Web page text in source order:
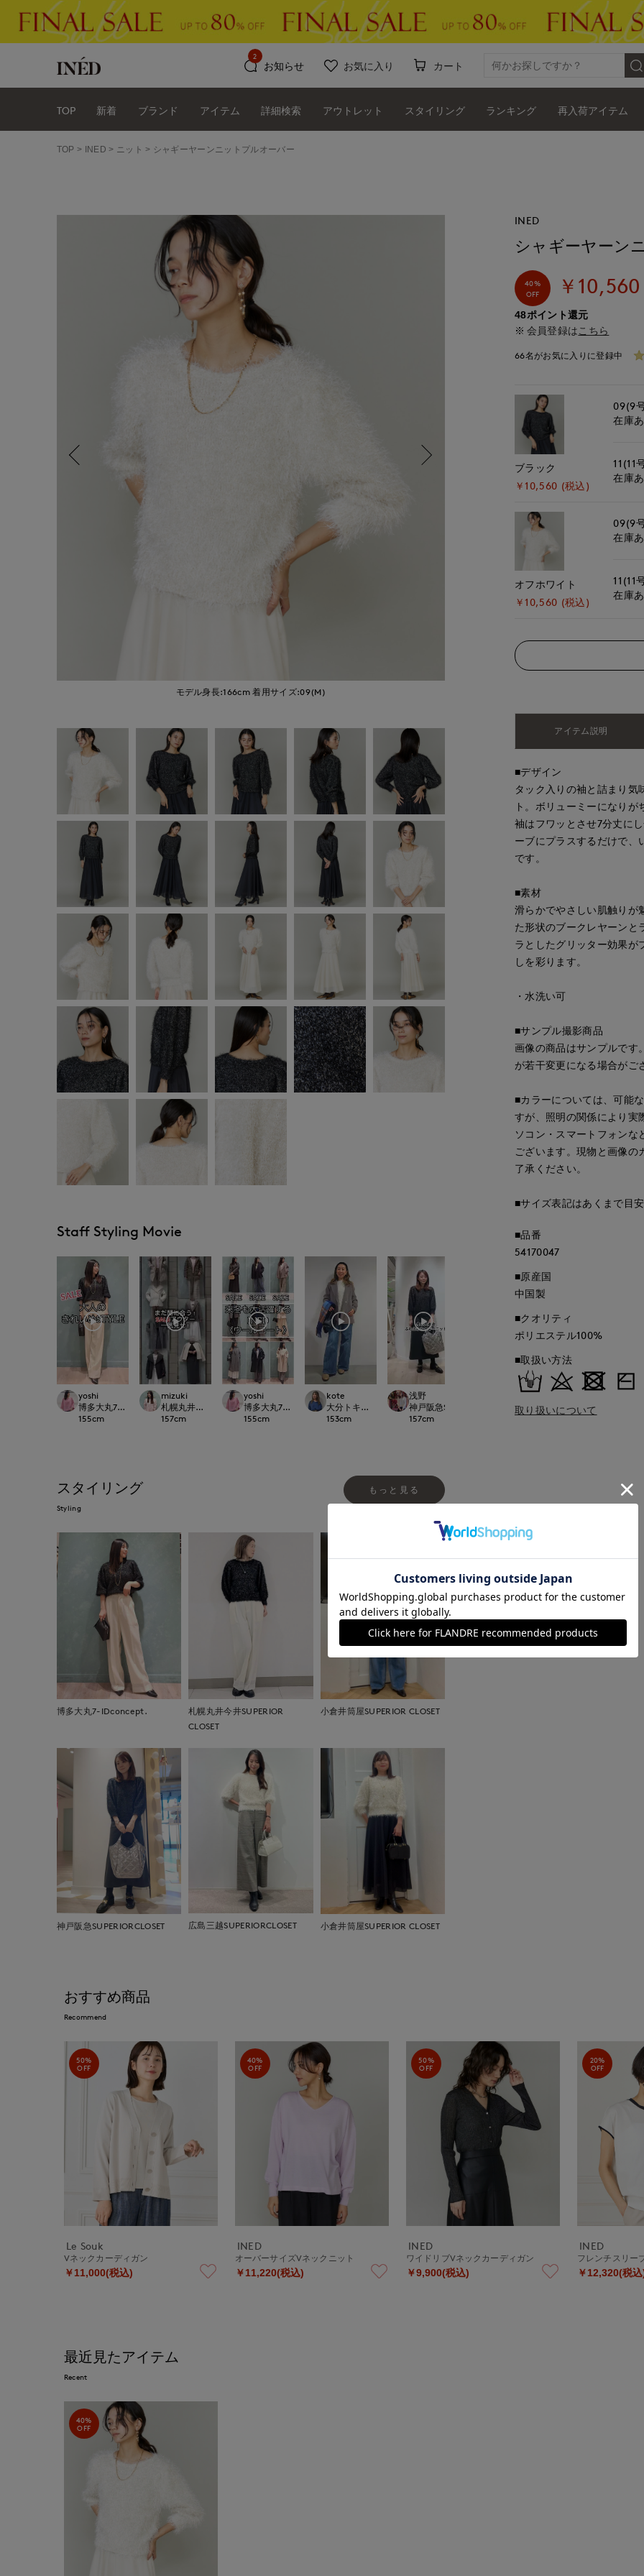
お知らせ
2
お気に入り カート
TOP 新着 ブランド アイテム 詳細検索 アウトレット スタイリング ランキング 再入荷アイテム
TOP INED ニット シャギーヤーンニットプルオーバー
モデル身長:166cm 着用サイズ:09(M)
Staff Styling Movie
yoshi
博多大丸7-IDconcept.
155cm
mizuki
札幌丸井今井SUPERIOR CLOSET
157cm
yoshi
博多大丸7-IDconcept.
155cm
kote
大分トキハINED
153cm
浅野
神戸阪急SUPERIORCLOSET
157cm
日本橋高島屋SC SUPERIOR CLOSET
cm
大分トキハINED
153cm
スタイリング
Styling
もっと見る
博多大丸7-IDconcept.
札幌丸井今井SUPERIOR
CLOSET
小倉井筒屋SUPERIOR CLOSET
神戸阪急SUPERIORCLOSET 広島三越SUPERIORCLOSET 小倉井筒屋SUPERIOR CLOSET
INED
シャギーヤーン
40%
OFF
￥10,560
48ポイント還元
会員登録は こちら
66名がお気に入りに登録中
ブラック
￥10,560 (税込)
09(9
在庫
11(11
在庫
オフホワイト
￥10,560 (税込)
09(9
在庫
11(11
在庫
アイテム説明
■デザイン
タック入りの袖と詰まり気
ト。ボリューミーになりが
袖はフワッとさせ7分丈に
ーブにプラスするだけで、
です。
■素材
滑らかでやさしい肌触りが
た形状のブークレヤーンと
ラとしたグリッター効果が
しを彩ります。
・水洗い可
■サンプル撮影商品
画像の商品はサンプルです
が若干変更になる場合がご
■カラーについては、可能
すが、照明の関係により実
ソコン・スマートフォンな
ございます。現物と画像の
了承ください。
■サイズ表記はあくまで目安
■品番
54170047
■原産国
中国製
■クオリティ
ポリエステル100%
■取扱い方法
取り扱いについて
おすすめ商品
Recommend
50%
OFF
Le Souk
Vネックカーディガン
￥11,000(税込)
40%
OFF
INED
オーバーサイズVネックニット
￥11,220(税込)
50%
OFF
INED
ワイドリブVネックカーディガン
￥9,900(税込)
20%
OFF
INED
フレンチスリー
￥12,320(税込
最近見たアイテム
Recent
40%
OFF